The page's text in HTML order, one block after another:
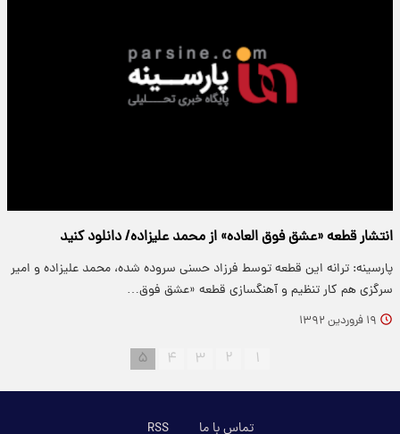
انتشار قطعه «عشق فوق العاده» از محمد علیزاده/ دانلود کنید
پارسینه: ترانه این قطعه توسط فرزاد حسنی سروده شده، محمد علیزاده و امیر
سرگزی هم کار تنظیم و آهنگسازی قطعه «عشق فوق…
۱۹ فروردین ۱۳۹۲
۱ ۲ ۳ ۴ ۵
تماس با ما RSS